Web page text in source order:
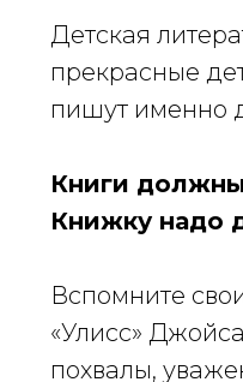
Детская
прекрасные
пишут именно
Книги
Книжку надо
Вспомните
«Улисс»
похвалы,